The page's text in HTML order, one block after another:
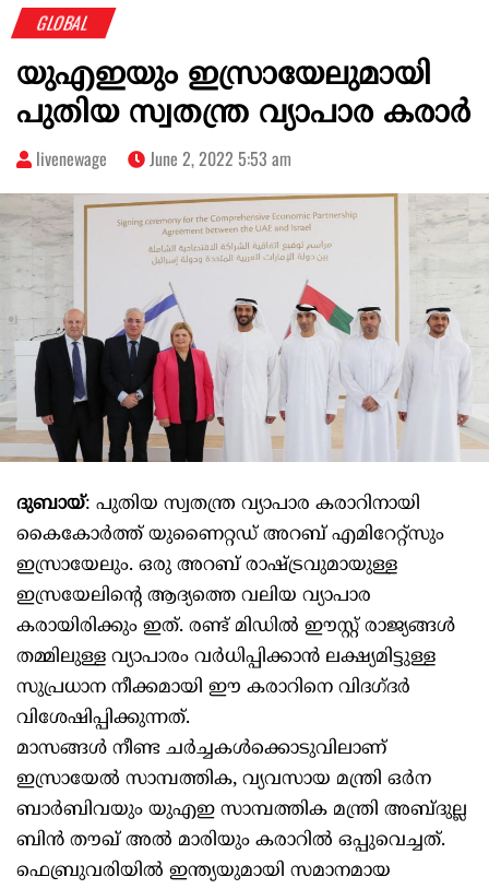
GLOBAL
യുഎഇയും ഇസ്രായേലുമായി
പുതിയ സ്വതന്ത്ര വ്യാപാര കരാർ
livenewage June 2, 2022 5:53 am
ദുബായ്: പുതിയ സ്വതന്ത്ര വ്യാപാര കരാറിനായി
കൈകോർത്ത് യുണൈറ്റഡ് അറബ് എമിറേറ്റ്‌സും
ഇസ്രായേലും. ഒരു അറബ് രാഷ്ട്രവുമായുള്ള
ഇസ്രയേലിന്റെ ആദ്യത്തെ വലിയ വ്യാപാര
കരായിരിക്കും ഇത്. രണ്ട് മിഡിൽ ഈസ്റ്റ് രാജ്യങ്ങൾ
തമ്മിലുള്ള വ്യാപാരം വർധിപ്പിക്കാൻ ലക്ഷ്യമിട്ടുള്ള
സുപ്രധാന നീക്കമായി ഈ കരാറിനെ വിദഗ്ദർ
വിശേഷിപ്പിക്കുന്നത്.
മാസങ്ങൾ നീണ്ട ചർച്ചകൾക്കൊടുവിലാണ്
ഇസ്രായേൽ സാമ്പത്തിക, വ്യവസായ മന്ത്രി ഒർന
ബാർബിവയും യുഎഇ സാമ്പത്തിക മന്ത്രി അബ്ദുല്ല
ബിൻ തൗഖ് അൽ മാരിയും കരാറിൽ ഒപ്പുവെച്ചത്.
ഫെബ്രുവരിയിൽ ഇന്ത്യയുമായി സമാനമായ